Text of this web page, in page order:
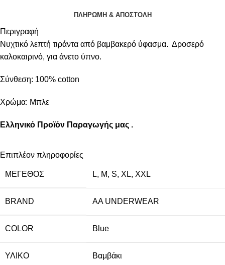
ΠΛΗΡΩΜΗ & ΑΠΟΣΤΟΛΗ
Περιγραφή
Νυχτικό λεπτή τιράντα από βαμβακερό ύφασμα. Δροσερό
καλοκαιρινό, για άνετο ύπνο.
Σύνθεση: 100% cotton
Χρώμα: Μπλε
Ελληνικό Προϊόν Παραγωγής μας .
Επιπλέον πληροφορίες
ΜΈΓΕΘΟΣ L, M, S, XL, XXL
BRAND AA UNDERWEAR
COLOR Blue
ΥΛΙΚΌ Βαμβάκι